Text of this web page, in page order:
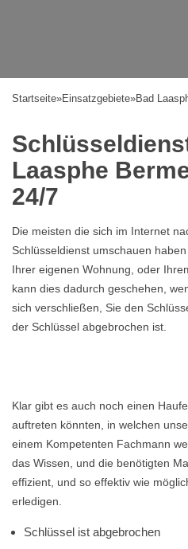
Startseite»Einsatzgebiete»Bad
Laasphe
24/7
Die meisten die sich im Internet
Schlüsseldienst umschauen
Ihrer eigenen Wohnung, oder
kann dies dadurch geschehen,
sich verschließen, Sie den
der Schlüssel abgebrochen ist.
Klar gibt es auch noch einen
auftreten könnten, in welchen
einem Kompetenten Fachmann
das Wissen, und die benötigten
effizient, und so effektiv wie
erledigen.
Schlüssel ist abgebrochen